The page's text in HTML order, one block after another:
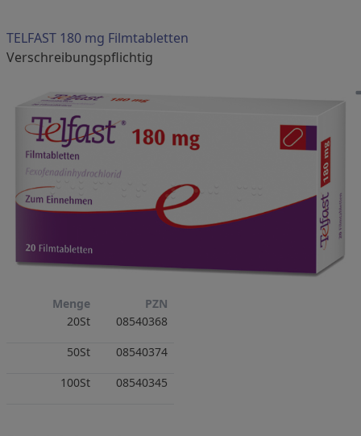
TELFAST 180 mg Filmtabletten
verschreibungspflichtig
Menge
PZN
20St
08540368
50St
08540374
100St
08540345